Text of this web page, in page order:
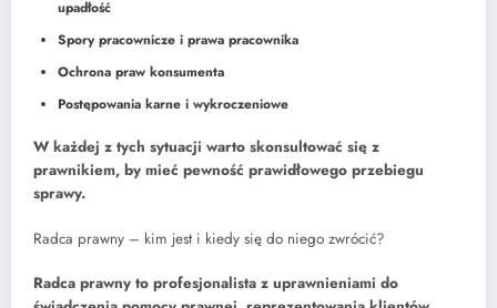
upadłość
Spory pracownicze i prawa pracownika
Ochrona praw konsumenta
Postępowania karne i wykroczeniowe
W każdej z tych sytuacji warto skonsultować się z
prawnikiem, by mieć pewność prawidłowego przebiegu
sprawy.
Radca prawny – kim jest i kiedy się do niego zwrócić?
Radca prawny to profesjonalista z uprawnieniami do